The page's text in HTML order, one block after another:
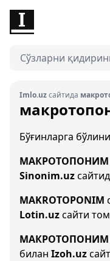
Imlo.uzсайтида
Бўғинларга
МАКРОТОПОНИМ
Sinonim.uz
MAKROTOPONIM
Lotin.uzсайти
МАКРОТОПОНИМ
билан Izoh.uz